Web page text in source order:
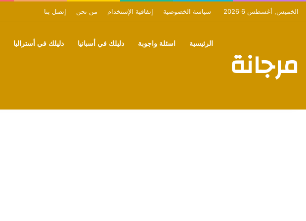
الخميس, أغسطس 6 2026 سياسة الخصوصية إتفاقية الإستخدام من نحن إتصل بنا
مرجانة الرئيسية اسئلة واجوبة دليلك في أسبانيا دليلك في أستراليا